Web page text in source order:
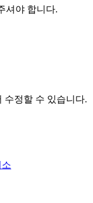
셔야 합니다.
수정할 수 있습니다.
소